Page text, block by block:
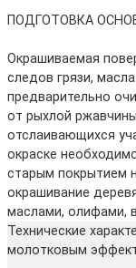
ПОДГОТОВКА
Окрашиваемая
следов грязи,
предварительно
от рыхлой
отслаивающихся
окраске
старым покрытием
окрашивание
маслами, олифами,
Технические
молотковым